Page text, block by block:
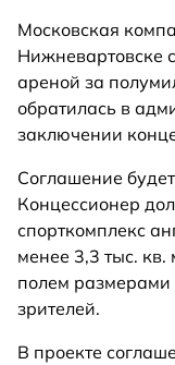
Московская
Нижневартовске
ареной за
обратилась в
заключении
Соглашение
Концессионер
спорткомплекс
менее 3,3 тыс. кв.
полем
зрителей.
В проекте